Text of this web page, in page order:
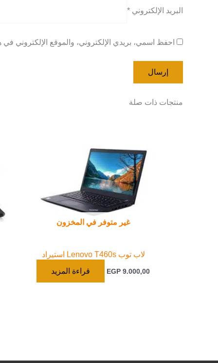
البريد الإلكتروني *
احفظ اسمي، بريدي الإلكتروني، والموقع الإلكتروني
منتجات ذات صلة
غير متوفر في المخزون
لاب توب Lenovo T460s استيراد
EGP 9.000,00 قراءة المزيد